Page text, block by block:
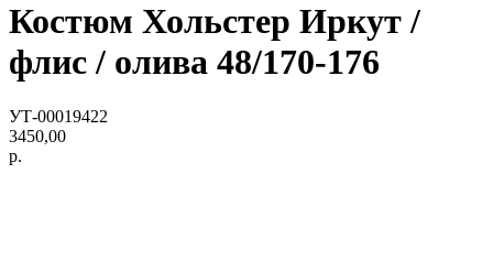
Костюм Хольстер Иркут /
флис / олива 48/170-176
УТ-00019422
3450,00
р.